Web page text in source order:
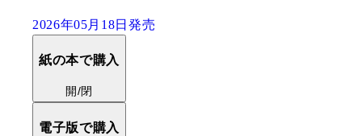
2026年05月18日発売
紙の本で購入
開/閉
電子版で購入